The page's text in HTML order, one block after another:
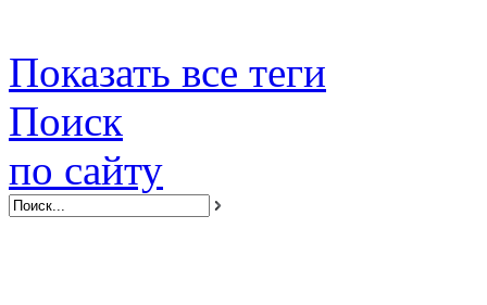
Показать все теги
Поиск
по сайту